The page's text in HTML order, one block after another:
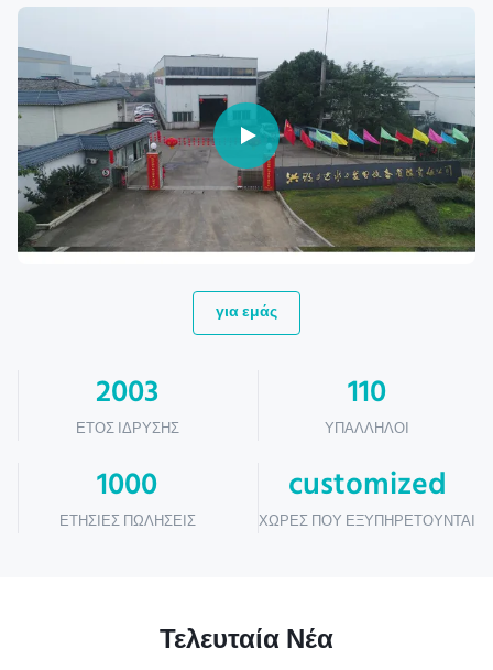
για εμάς
2003
ΈΤΟΣ ΊΔΡΥΣΗΣ
110
ΥΠΆΛΛΗΛΟΙ
1000
ΕΤΉΣΙΕΣ ΠΩΛΉΣΕΙΣ
customized
ΧΏΡΕΣ ΠΟΥ ΕΞΥΠΗΡΕΤΟΎΝΤΑΙ
Τελευταία Νέα